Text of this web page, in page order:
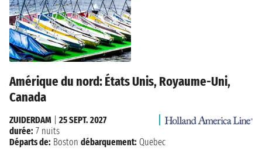
Amérique du nord: États Unis, Royaume-Uni,
Canada
ZUIDERDAM
25 SEPT. 2027
durée: 7 nuits
Départs de: Boston débarquement: Quebec